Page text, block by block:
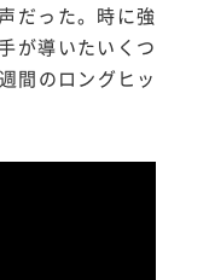
だった。時に強
が導いたいくつ
間のロングヒッ